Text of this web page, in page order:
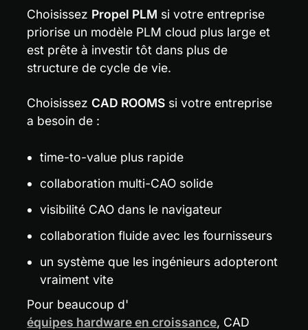
Choisissez Propel PLM si votre entreprise
priorise un modèle PLM cloud plus large et
est prête à investir tôt dans plus de
structure de cycle de vie.
Choisissez CAD ROOMS si votre entreprise
a besoin de :
time-to-value plus rapide
collaboration multi-CAO solide
visibilité CAO dans le navigateur
collaboration fluide avec les fournisseurs
un système que les ingénieurs adopteront
vraiment vite
Pour beaucoup d'
équipes hardware en croissance, CAD